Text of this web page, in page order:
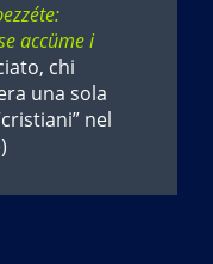
accüme i
chi
una sola
nel